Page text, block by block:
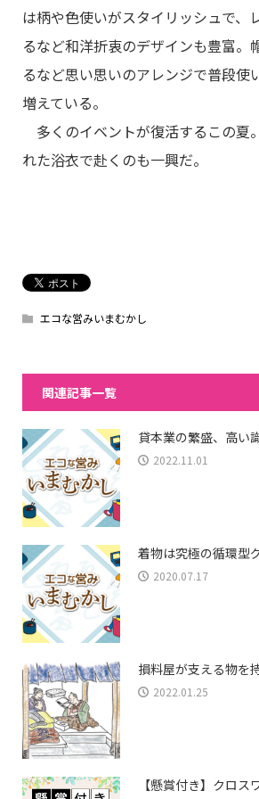
は柄や色使いがスタイリッシュで、
るなど和洋折衷のデザインも豊富。
るなど思い思いのアレンジで普段使
増えている。
多くのイベントが復活するこの夏
れた浴衣で赴くのも一興だ。
エコな営みいまむかし
関連記事一覧
貸本業の繁盛、高い
2022.11.01
着物は究極の循環型
2020.07.17
損料屋が支える物を
2022.01.25
【懸賞付き】クロス